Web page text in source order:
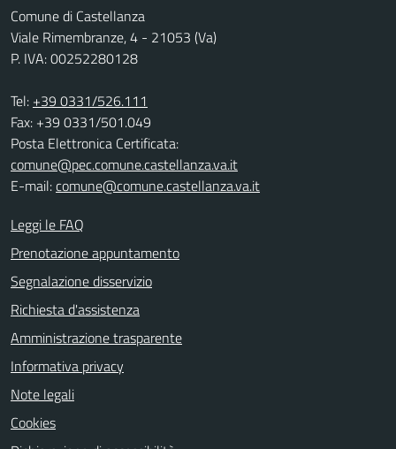
Comune di Castellanza
Viale Rimembranze, 4 - 21053 (Va)
P. IVA: 00252280128
Tel: +39 0331/526.111
Fax: +39 0331/501.049
Posta Elettronica Certificata:
comune@pec.comune.castellanza.va.it
E-mail:comune@comune.castellanza.va.it
Leggi le FAQ
Prenotazione appuntamento
Segnalazione disservizio
Richiesta d'assistenza
Amministrazione trasparente
Informativa privacy
Note legali
Cookies